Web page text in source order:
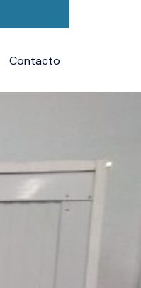
Contacto